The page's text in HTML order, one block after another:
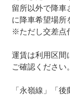
留所以外で降車
に降車希望場所
※ただし交差点
運賃は利用区間
ご確認ください。
「永嶺線」「